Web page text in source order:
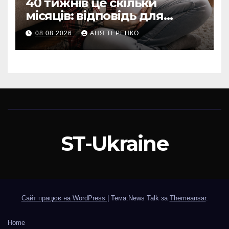
місяців: відповідь для
вагітних і не тільки
08.08.2026 АНЯ ТЕРЕНКО
ST-Ukraine
Сайт працює на WordPress Тема:News Talk за Themeansar.
Home